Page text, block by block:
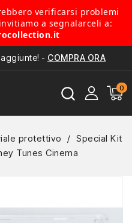
verificarsi problemi
a segnalarceli a:
- COMPRA ORA
protettivo
Special Kit
Tunes Cinema